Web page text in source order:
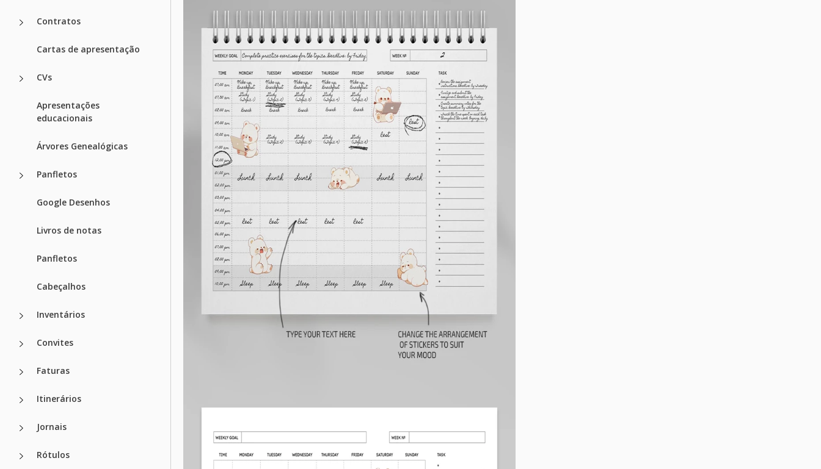
Contratos
Cartas de apresentação
CVs
Apresentações
educacionais
Árvores Genealógicas
Panfletos
Google Desenhos
Livros de notas
Panfletos
Cabeçalhos
Inventários
Convites
Faturas
Itinerários
Jornais
Rótulos